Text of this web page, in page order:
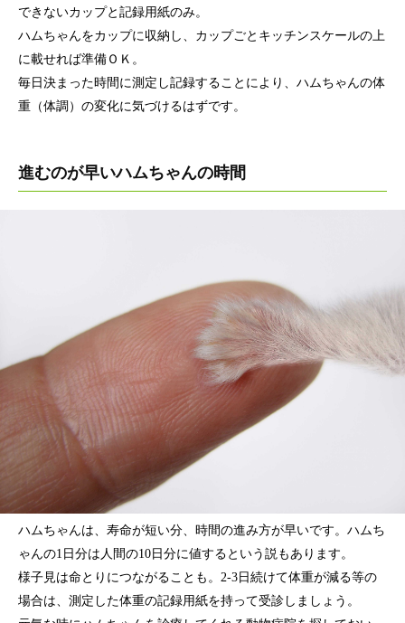
できないカップと記録用紙のみ。
ハムちゃんをカップに収納し、カップごとキッチンスケールの上
に載せれば準備ＯＫ。
毎日決まった時間に測定し記録することにより、ハムちゃんの体
重（体調）の変化に気づけるはずです。
進むのが早いハムちゃんの時間
ハムちゃんは、寿命が短い分、時間の進み方が早いです。ハムち
ゃんの1日分は人間の10日分に値するという説もあります。
様子見は命とりにつながることも。2-3日続けて体重が減る等の
場合は、測定した体重の記録用紙を持って受診しましょう。